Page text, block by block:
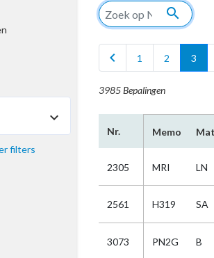
filters
search
chevron_left 1 2 3
3985 Bepalingen
Nr. Memo
2305 MRI LN
2561 H319 SA
3073 PN2G B